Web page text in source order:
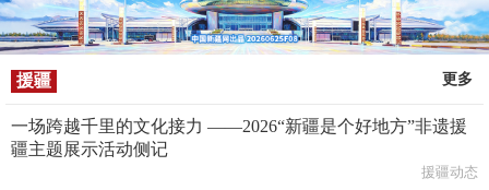
援疆 更多
一场跨越千里的文化接力 ——2026“新疆是个好地方”非遗援
疆主题展示活动侧记
援疆动态